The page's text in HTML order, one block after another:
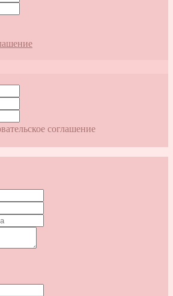
соглашение